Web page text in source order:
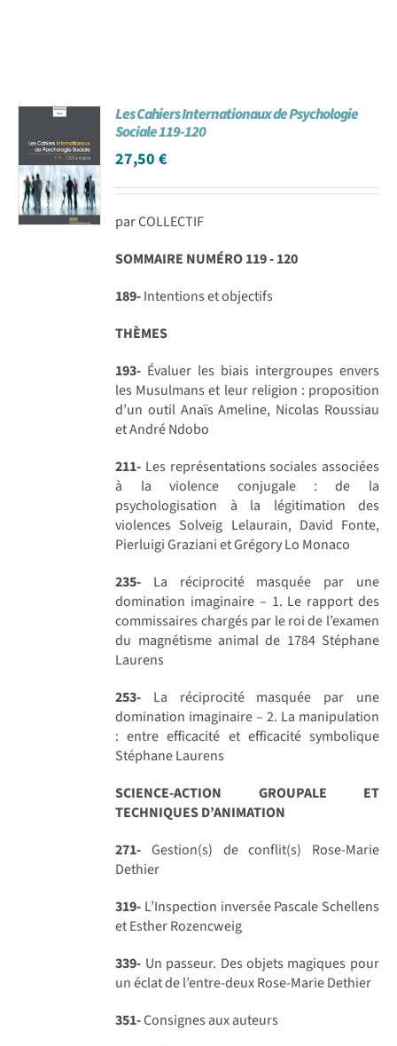
Les Cahiers Internationaux de Psychologie
Sociale 119-120
27,50€
par COLLECTIF
SOMMAIRE NUMÉRO 119 - 120
189-Intentions et objectifs
THÈMES
193- Évaluer les biais intergroupes envers
les Musulmans et leur religion : proposition
d’un outil Anaïs Ameline, Nicolas Roussiau
et André Ndobo
211- Les représentations sociales associées
à la violence conjugale : de la
psychologisation à la légitimation des
violences Solveig Lelaurain, David Fonte,
Pierluigi Graziani et Grégory Lo Monaco
235- La réciprocité masquée par une
domination imaginaire – 1. Le rapport des
commissaires chargés par le roi de l’examen
du magnétisme animal de 1784 Stéphane
Laurens
253- La réciprocité masquée par une
domination imaginaire – 2. La manipulation
: entre efficacité et efficacité symbolique
Stéphane Laurens
SCIENCE-ACTION GROUPALE ET
TECHNIQUES D’ANIMATION
271- Gestion(s) de conflit(s) Rose-Marie
Dethier
319- L’Inspection inversée Pascale Schellens
et Esther Rozencweig
339- Un passeur. Des objets magiques pour
un éclat de l’entre-deux Rose-Marie Dethier
351-Consignes aux auteurs